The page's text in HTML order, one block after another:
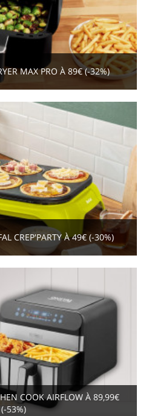
MAX PRO À 89€ (-32%)
CREP'PARTY À 49€ (-30%)
COOK AIRFLOW À 89,99€
(-53%)